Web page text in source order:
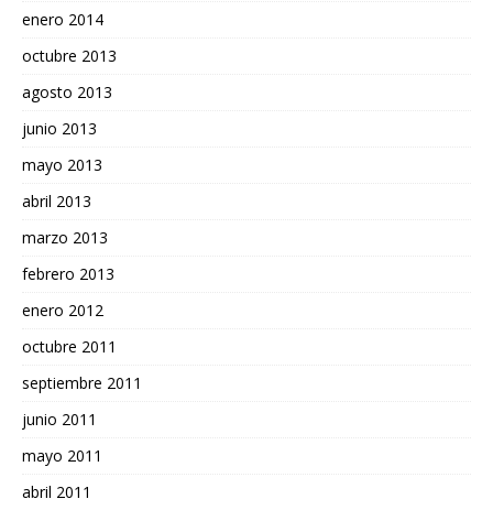
enero 2014
octubre 2013
agosto 2013
junio 2013
mayo 2013
abril 2013
marzo 2013
febrero 2013
enero 2012
octubre 2011
septiembre 2011
junio 2011
mayo 2011
abril 2011